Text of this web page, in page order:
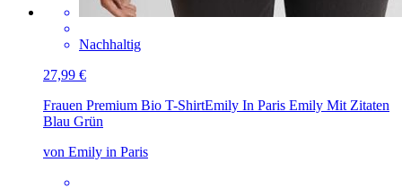
Nachhaltig
27,99 €
Frauen Premium Bio T-ShirtEmily In Paris Emily Mit Zitaten
Blau Grün
von Emily in Paris